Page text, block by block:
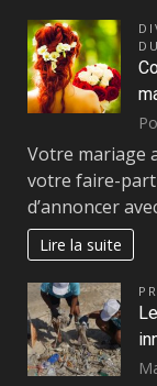
Votre mariage
votre faire-
d’annoncer
Lire la suite